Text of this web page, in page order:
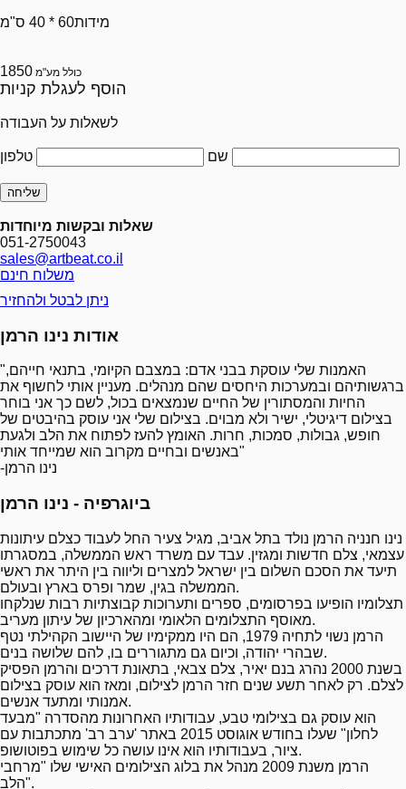
מידות60 * 40 ס"מ
1850 כולל מע"מ
הוסף לעגלת קניות
לשאלות על העבודה
שם
שאלות ובקשות מיוחדות
051-2750043
sales@artbeat.co.il
משלוח חינם
ניתן לבטל ולהחזיר
אודות נינו הרמן
"האמנות שלי עוסקת בבני אדם: במצבם הקיומי, בתנאי חייהם,
ברגשותיהם ובמערכות היחסים שהם מנהלים. מעניין אותי לחשוף את
החיות והמסתורין של החיים שנמצאים בכול, לשם כך אני בוחר
בצילום דיגיטלי, ישיר ולא מבוים. בצילום שלי אני עוסק בהיבטים של
חופש, גבולות, סמכות, חרות. האומץ להעז לפתוח את הלב ולגעת
באנשים ובחיים מקרוב הוא שמייחד אותי"
-נינו הרמן
ביוגרפיה - נינו הרמן
נינו חנניה הרמן נולד בתל אביב, מגיל צעיר החל לעבוד כצלם עיתונות
עצמאי, צלם חדשות ומגזין. עבד עם משרד ראש הממשלה, במסגרתו
תיעד את הסכם השלום בין ישראל למצרים וליווה בין היתר את ראשי
הממשלה בגין, שמר ופרס בארץ ובעולם.
תצלומיו הופיעו בפרסומים, ספרים ותערוכות קבוצתיות רבות שנלקחו
מאוסף התצלומים הלאומי ומהארכיון של עיתון מעריב.
הרמן נשוי לתחיה 1979, הם היו ממקימיו של היישוב הקהילתי נטף
שבהרי יהודה, וכיום גם מתגוררים בו, להם שלושה בנים.
בשנת 2000 נהרג בנם יאיר, צלם צבאי, בתאונת דרכים והרמן הפסיק
לצלם. רק לאחר תשע שנים חזר הרמן לצילום, ומאז הוא עוסק בצילום
אמנותי ומתעד אנשים.
הוא עוסק גם בצילומי טבע, עבודותיו האחרונות מהסדרה "מבעד
לחלון" שעלו בחודש אוגוסט 2015 באתר 'ערב רב' מתכתבות עם
ציור, בעבודותיו הוא אינו עושה כל שימוש בפוטושופ.
הרמן משנת 2009 מנהל את בלוג הצילומים האישי שלו "מרחבי
הלב".